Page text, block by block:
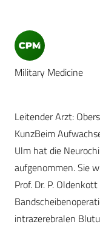
Military Medicine
Leitender Arzt:
KunzBeim
Ulm hat die
aufgenommen. Sie
Prof. Dr. P.
intrazerebralen